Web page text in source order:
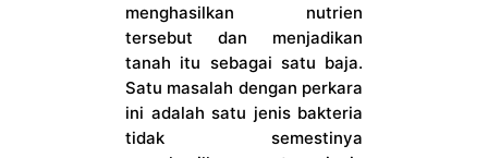
menghasilkan nutrien
tersebut dan menjadikan
tanah itu sebagai satu baja.
Satu masalah dengan perkara
ini adalah satu jenis bakteria
tidak semestinya